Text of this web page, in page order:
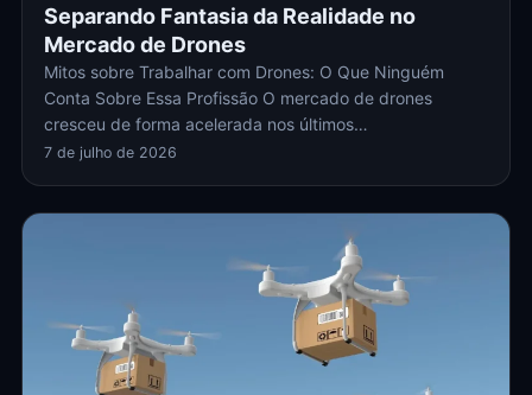
Separando Fantasia da Realidade no
Mercado de Drones
Mitos sobre Trabalhar com Drones: O Que Ninguém
Conta Sobre Essa Profissão O mercado de drones
cresceu de forma acelerada nos últimos…
7 de julho de 2026